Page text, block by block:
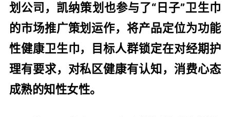
划公司，凯纳策划也参与了“日子”卫生巾
的市场推广策划运作，将产品定位为功能
性健康卫生巾，目标人群锁定在对经期护
理有要求，对私区健康有认知，消费心态
成熟的知性女性。